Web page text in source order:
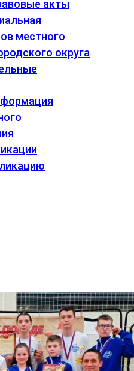
акты
местного
округа